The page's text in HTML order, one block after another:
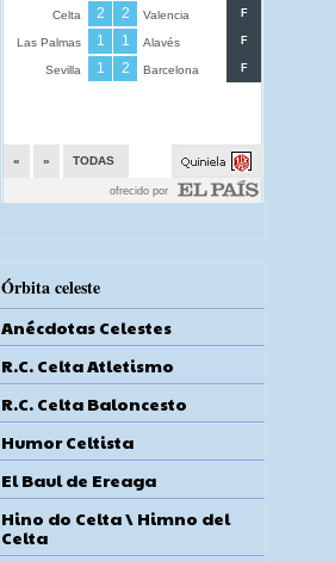
Órbita celeste
Anécdotas Celestes
R.C. Celta Atletismo
R.C. Celta Baloncesto
Humor Celtista
El Baul de Ereaga
Hino do Celta \ Himno del
Celta